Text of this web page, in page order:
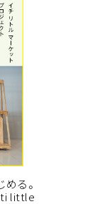
る。
little